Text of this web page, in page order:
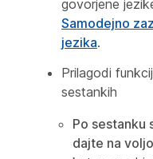
govorjene
Samodejno
jezika.
Prilagodi
sestankih
Po sestanku
dajte na